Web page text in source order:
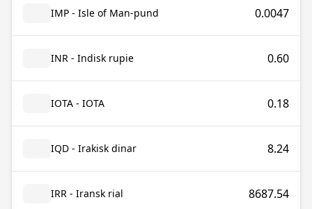
IMP - Isle of Man-pund 0.0047
INR - Indisk rupie 0.60
IOTA - IOTA 0.18
IQD - Irakisk dinar 8.24
IRR - Iransk rial 8687.54